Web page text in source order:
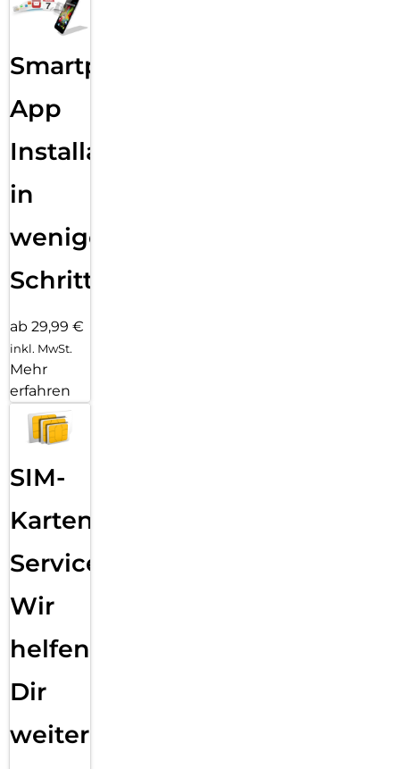
Smartphone
App
Installation
in
wenigen
Schritten
ab 29,99 €
inkl. MwSt.
Mehr
erfahren
SIM-
Karten
Service:
Wir
helfen
Dir
weiter